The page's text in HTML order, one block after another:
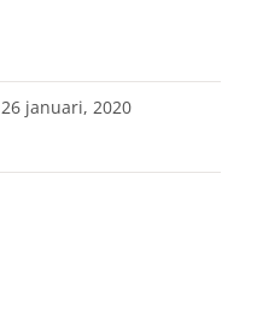
26 januari, 2020